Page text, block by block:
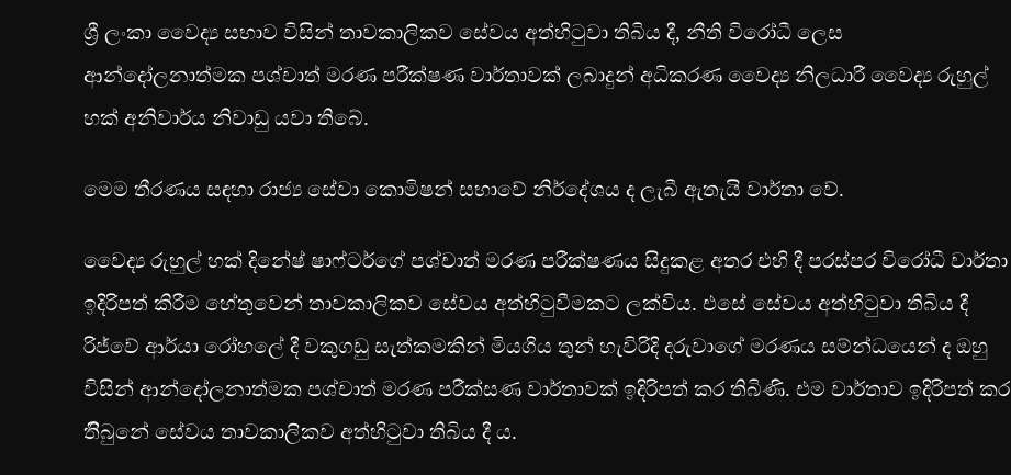
ශ්‍රී ලංකා වෛද්‍ය සභාව විසින් තාවකාලිකව සේවය අත්හිටුවා තිබිය දී, නීති විරෝධී ලෙස
ආන්දෝලනාත්මක පශ්චාත් මරණ පරීක්ෂණ වාර්තාවක් ලබාදුන් අධිකරණ වෛද්‍ය නිලධාරී වෛද්‍ය රුහුල්
හක් අනිවාර්ය නිවාඩු යවා තිබේ.
මෙම තීරණය සඳහා රාජ්‍ය සේවා කොමිෂන් සභාවේ නිර්දේශය ද ලැබී ඇතැයි වාර්තා වේ.
වෛද්‍ය රුහුල් හක් දිනේෂ් ෂාෆ්ටර්ගේ පශ්චාත් මරණ පරීක්ෂණය සිදුකළ අතර එහි දී පරස්පර විරෝධී වාර්තා
ඉදිරිපත් කිරීම හේතුවෙන් තාවකාලිකව සේවය අත්හිටුවීමකට ලක්විය. එසේ සේවය අත්හිටුවා තිබිය දී
රිජ්වේ ආර්යා රෝහලේ දී වකුගඩු සැත්කමකින් මියගිය තුන් හැවිරිදි දරුවාගේ මරණය සම්න්ධයෙන් ද ඔහු
විසින් ආන්දෝලනාත්මක පශ්චාත් මරණ පරීක්සණ වාර්තාවක් ඉදිරිපත් කර තිබිණි. එම වාර්තාව ඉදිරිපත් කර
තිිබුනේ සේවය තාවකාලිකව අත්හිටුවා තිබිය දී ය.